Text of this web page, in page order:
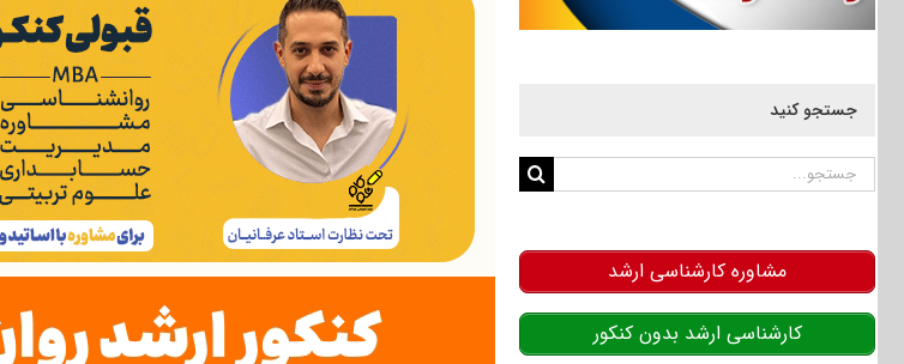
جستجو کنید
جستجو
مشاوره کارشناسی ارشد
کارشناسی ارشد بدون کنکور